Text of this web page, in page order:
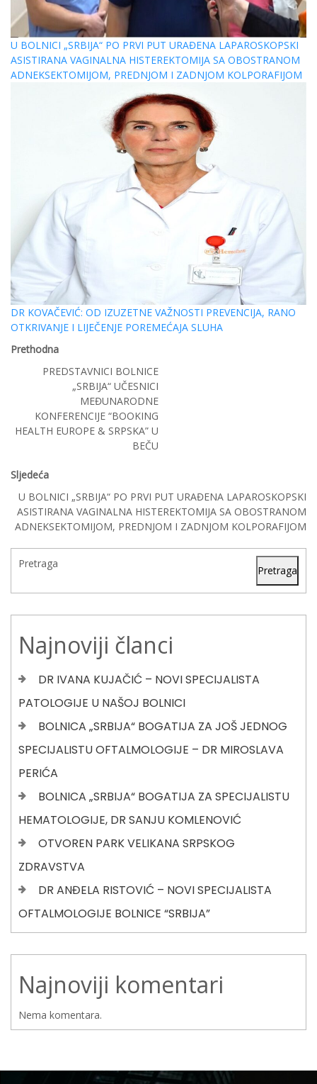
U BOLNICI „SRBIJA“ PO PRVI PUT URAĐENA LAPAROSKOPSKI
ASISTIRANA VAGINALNA HISTEREKTOMIJA SA OBOSTRANOM
ADNEKSEKTOMIJOM, PREDNJOM I ZADNJOM KOLPORAFIJOM
DR KOVAČEVIĆ: OD IZUZETNE VAŽNOSTI PREVENCIJA, RANO
OTKRIVANJE I LIJEČENJE POREMEĆAJA SLUHA
Prethodna
PREDSTAVNICI BOLNICE
„SRBIJA“ UČESNICI
MEĐUNARODNE
KONFERENCIJE “BOOKING
HEALTH EUROPE & SRPSKA” U
BEČU
Sljedeća
U BOLNICI „SRBIJA“ PO PRVI PUT URAĐENA LAPAROSKOPSKI
ASISTIRANA VAGINALNA HISTEREKTOMIJA SA OBOSTRANOM
ADNEKSEKTOMIJOM, PREDNJOM I ZADNJOM KOLPORAFIJOM
Pretraga
Pretraga
Najnoviji članci
DR IVANA KUJAČIĆ – NOVI SPECIJALISTA
PATOLOGIJE U NAŠOJ BOLNICI
BOLNICA „SRBIJA“ BOGATIJA ZA JOŠ JEDNOG
SPECIJALISTU OFTALMOLOGIJE – DR MIROSLAVA
PERIĆA
BOLNICA „SRBIJA“ BOGATIJA ZA SPECIJALISTU
HEMATOLOGIJE, DR SANJU KOMLENOVIĆ
OTVOREN PARK VELIKANA SRPSKOG
ZDRAVSTVA
DR ANĐELA RISTOVIĆ – NOVI SPECIJALISTA
OFTALMOLOGIJE BOLNICE “SRBIJA”
Najnoviji komentari
Nema komentara.